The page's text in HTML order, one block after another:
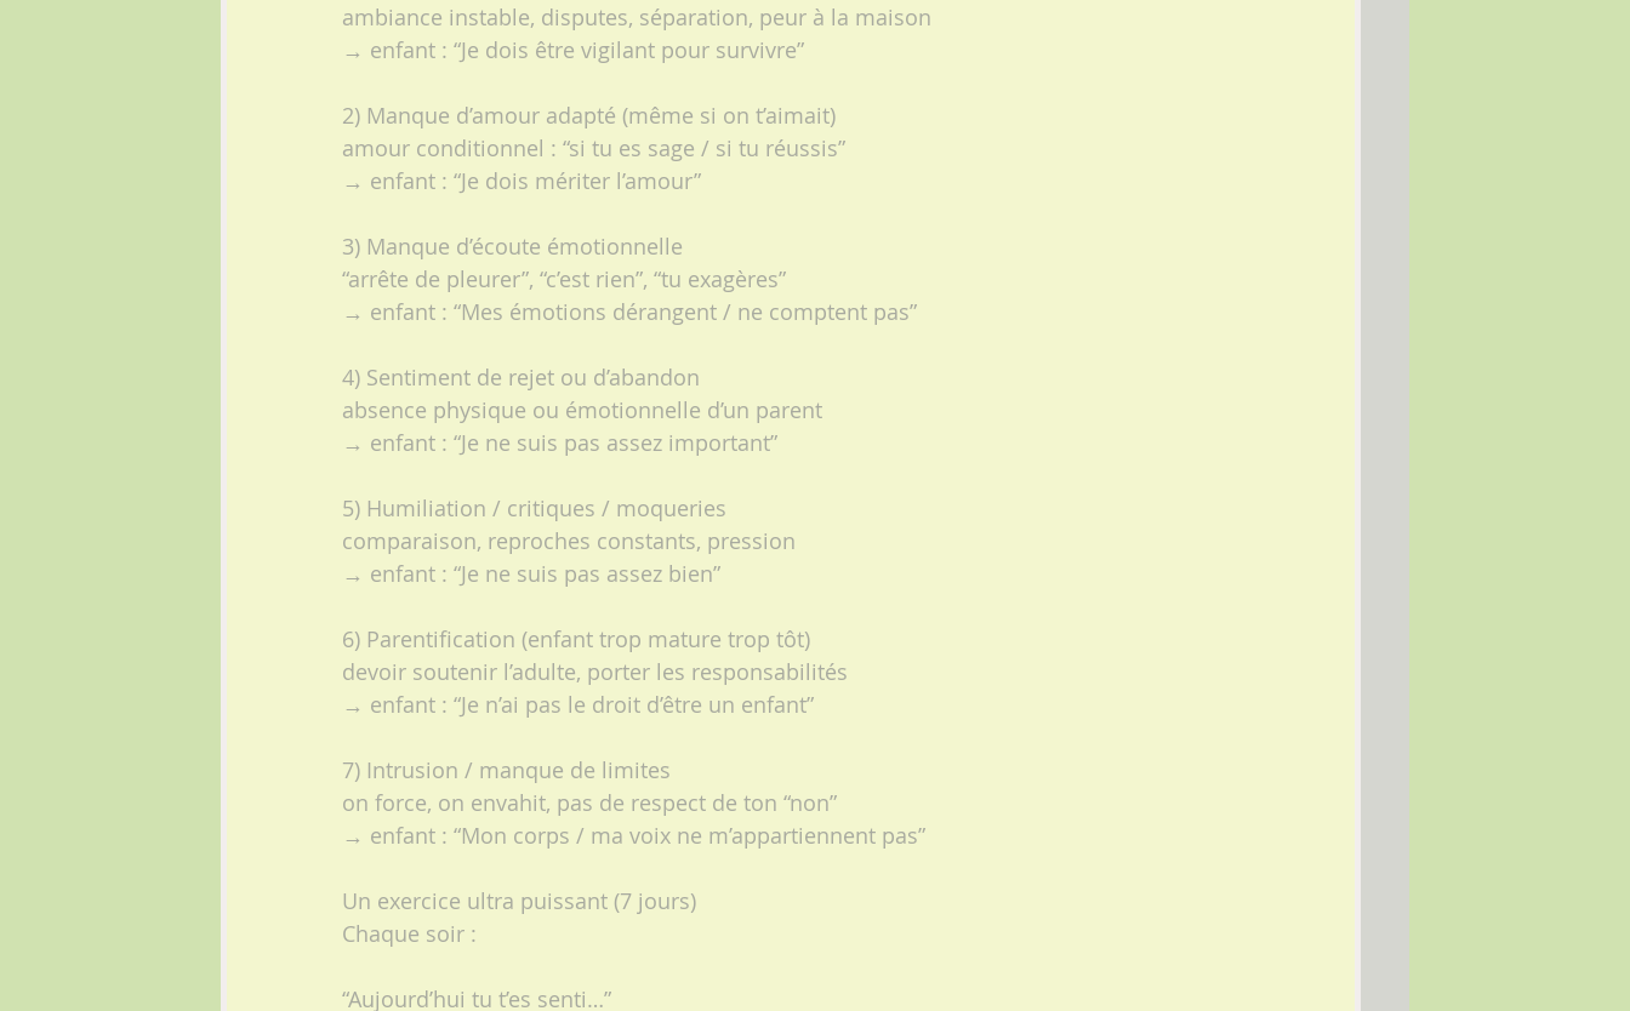
ambiance instable, disputes, séparation, peur à la maison
→ enfant : “Je dois être vigilant pour survivre”
2) Manque d’amour adapté (même si on t’aimait)
amour conditionnel : “si tu es sage / si tu réussis”
→ enfant : “Je dois mériter l’amour”
3) Manque d’écoute émotionnelle
“arrête de pleurer”, “c’est rien”, “tu exagères”
→ enfant : “Mes émotions dérangent / ne comptent pas”
4) Sentiment de rejet ou d’abandon
absence physique ou émotionnelle d’un parent
→ enfant : “Je ne suis pas assez important”
5) Humiliation / critiques / moqueries
comparaison, reproches constants, pression
→ enfant : “Je ne suis pas assez bien”
6) Parentification (enfant trop mature trop tôt)
devoir soutenir l’adulte, porter les responsabilités
→ enfant : “Je n’ai pas le droit d’être un enfant”
7) Intrusion / manque de limites
on force, on envahit, pas de respect de ton “non”
→ enfant : “Mon corps / ma voix ne m’appartiennent pas”
Un exercice ultra puissant (7 jours)
Chaque soir :
“Aujourd’hui tu t’es senti…”